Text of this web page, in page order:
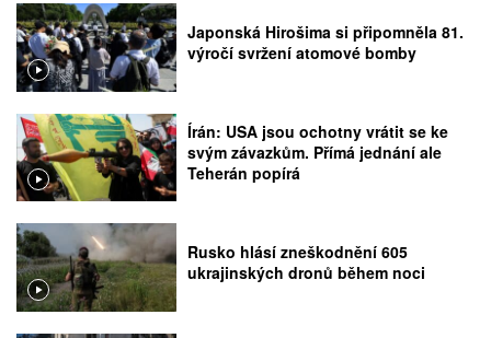
Japonská Hirošima si připomněla 81.
výročí svržení atomové bomby
Írán: USA jsou ochotny vrátit se ke
svým závazkům. Přímá jednání ale
Teherán popírá
Rusko hlásí zneškodnění 605
ukrajinských dronů během noci